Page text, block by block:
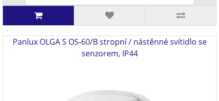
Panlux OLGA S OS-60/B stropní / nástěnné svítidlo se
senzorem, IP44